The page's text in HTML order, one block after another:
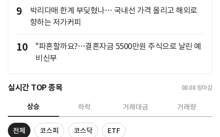
9
박리다매 한계 부딪혔나… 국내선 가격 올리고 해외로
향하는 저가커피
10
"파혼할까요?…결혼자금 5500만원 주식으로 날린 예
비신부
실시간 TOP 종목 08.08 장마감
상승 하락 거래대금 거래량
전체 코스피 코스닥 ETF